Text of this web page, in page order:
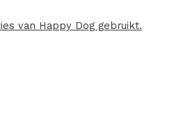
van Happy Dog gebruikt.